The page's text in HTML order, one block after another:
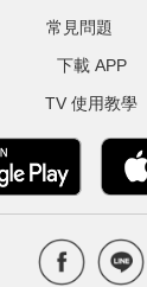
常見問題
下載 APP
TV 使用教學